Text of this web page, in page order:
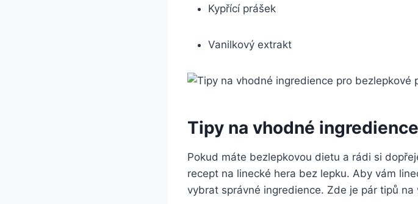
Kypřící prášek
Vanilkový extrakt
Tipy na vhodné
Pokud máte bezlepkovou dietu a rádi si
recept na linecké hera bez lepku. Aby vám
vybrat správné ingredience. Zde je pár tipů